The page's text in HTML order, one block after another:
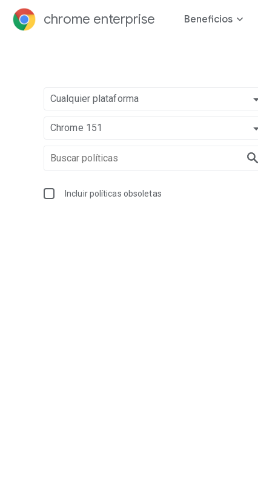
chrome enterprise Beneficios
Cualquier plataforma
Chrome 151
Incluir políticas obsoletas